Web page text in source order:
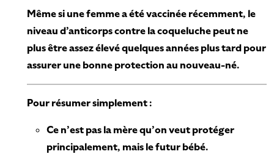
Même si une femme a été vaccinée récemment, le
niveau d’anticorps contre la coqueluche peut ne
plus être assez élevé quelques années plus tard pour
assurer une bonne protection au nouveau-né.
Pour résumer simplement :
Ce n’est pas la mère qu’on veut protéger
principalement, mais le futur bébé.